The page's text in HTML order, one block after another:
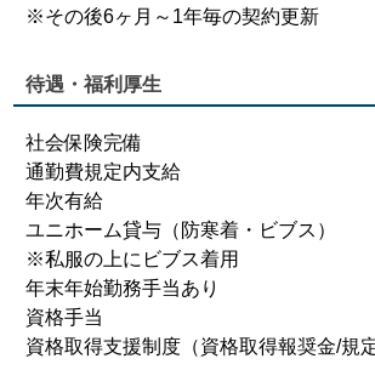
※その後6ヶ月～1年毎の契約更新
待遇・福利厚生
社会保険完備
通勤費規定内支給
年次有給
ユニホーム貸与（防寒着・ビブス）
※私服の上にビブス着用
年末年始勤務手当あり
資格手当
資格取得支援制度（資格取得報奨金/規定